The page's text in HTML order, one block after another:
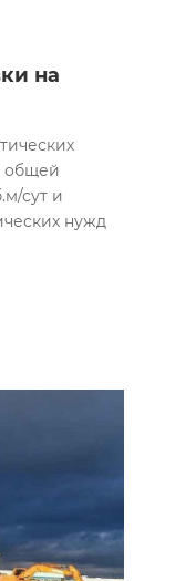
на
общей
сут и
нужд